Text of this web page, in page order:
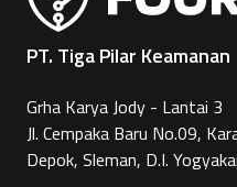
PT. Tiga Pilar Keamanan
Grha Karya Jody - Lantai 3
Jl. Cempaka Baru No.09,
Depok, Sleman, D.I.